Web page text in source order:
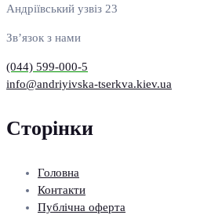
Андріївський узвіз 23
Зв’язок з нами
(044) 599-000-5
info@andriyivska-tserkva.kiev.ua
Сторінки
Головна
Контакти
Публічна оферта